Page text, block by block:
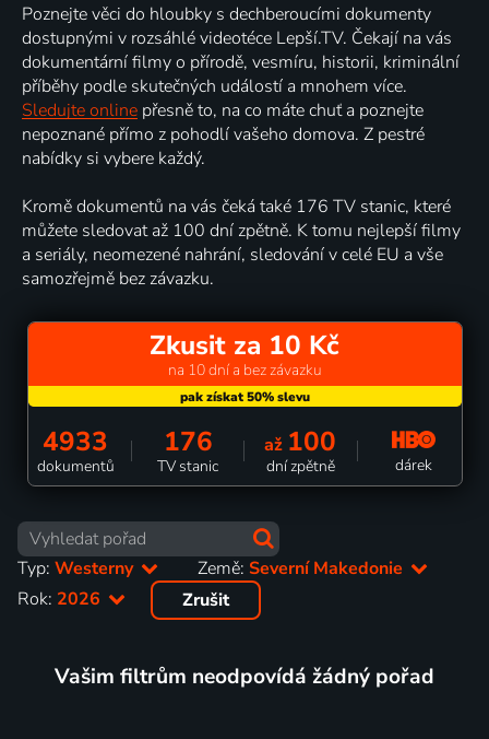
Poznejte věci do hloubky s dechberoucími dokumenty
dostupnými v rozsáhlé videotéce Lepší.TV. Čekají na vás
dokumentární filmy o přírodě, vesmíru, historii, kriminální
příběhy podle skutečných událostí a mnohem více.
Sledujte online přesně to, na co máte chuť a poznejte
nepoznané přímo z pohodlí vašeho domova. Z pestré
nabídky si vybere každý.
Kromě dokumentů na vás čeká také 176 TV stanic, které
můžete sledovat až 100 dní zpětně. K tomu nejlepší filmy
a seriály, neomezené nahrání, sledování v celé EU a vše
samozřejmě bez závazku.
Zkusit za 10 Kč
na 10 dní a bez závazku
4933
dokumentů
176
TV stanic
až 100
dní zpětně dárek
Typ: Westerny Země:Severní Makedonie
Rok: 2026 Zrušit
Vašim filtrům neodpovídá žádný pořad